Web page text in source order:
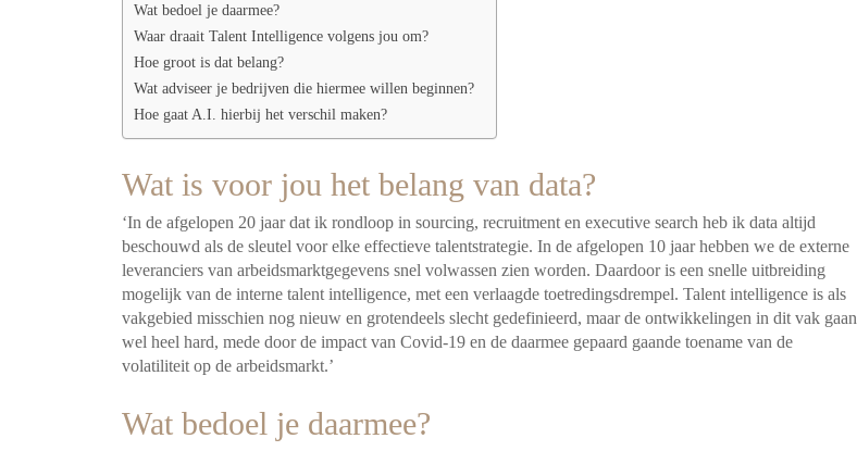
Wat bedoel je daarmee?
Waar draait Talent Intelligence volgens jou om?
Hoe groot is dat belang?
Wat adviseer je bedrijven die hiermee willen beginnen?
Hoe gaat A.I. hierbij het verschil maken?
Wat is voor jou het belang van data?
‘In de afgelopen 20 jaar dat ik rondloop in sourcing, recruitment en executive search heb ik data altijd
beschouwd als de sleutel voor elke effectieve talentstrategie. In de afgelopen 10 jaar hebben we de externe
leveranciers van arbeidsmarktgegevens snel volwassen zien worden. Daardoor is een snelle uitbreiding
mogelijk van de interne talent intelligence, met een verlaagde toetredingsdrempel. Talent intelligence is als
vakgebied misschien nog nieuw en grotendeels slecht gedefinieerd, maar de ontwikkelingen in dit vak gaan
wel heel hard, mede door de impact van Covid-19 en de daarmee gepaard gaande toename van de
volatiliteit op de arbeidsmarkt.’
Wat bedoel je daarmee?